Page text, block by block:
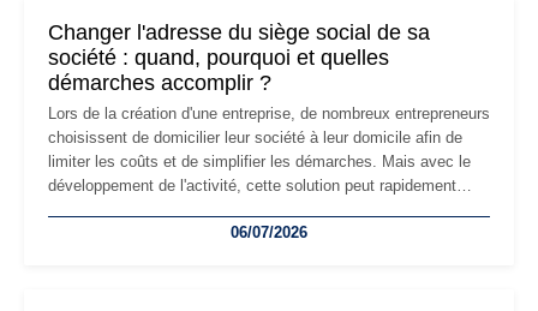
Changer l'adresse du siège social de sa
société : quand, pourquoi et quelles
démarches accomplir ?
Lors de la création d'une entreprise, de nombreux entrepreneurs
choisissent de domicilier leur société à leur domicile afin de
limiter les coûts et de simplifier les démarches. Mais avec le
développement de l'activité, cette solution peut rapidement
professionnels, recrutement, image de marque… Le
06/07/2026